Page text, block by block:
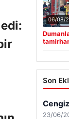
06/08/
Son